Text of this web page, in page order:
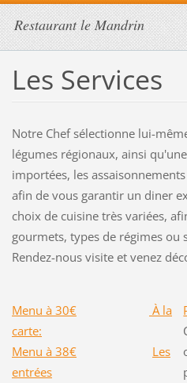
Restaurant le Mandrin
Les Services
Notre Chef sélectionne lui-
légumes régionaux, ainsi
importées, les
afin de vous garantir un diner
choix de cuisine très variées,
gourmets, types de régimes ou
Rendez-nous visite et venez
Menu à 30€
À la
carte:
Menu à 38€
Les
entrées